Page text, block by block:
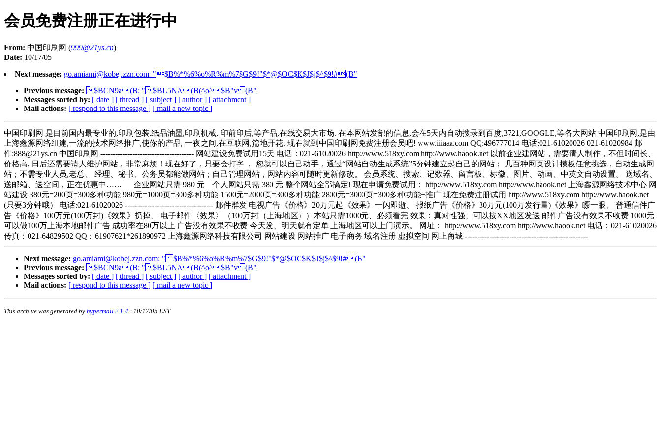
会员免费注册正在进行中
From: 中国印刷网 (999@21ys.cn)
Date: 10/17/05
Next message: go.amiami@kobej.zzn.com: "$B%*%6%o%R%m%7$G$9!"$*@$OC$K$J$j$^$9!#(B"
Previous message: $BCN9a(B: "$BL5NA(B(^o^$B"v(B"
Messages sorted by: [ date ] [ thread ] [ subject ] [ author ] [ attachment ]
Mail actions: [ respond to this message ] [ mail a new topic ]
中国印刷网 是目前国内最专业的,印刷包装,纸品油墨,印刷机械, 印前印后,等产品,在线交易大市场. 在本网站发部的信息,会在5天内自动搜录到百度,3721,GOOGLE,等各大网站 中国印刷网,是由
上海鑫源网络组建,一流的技术网络推广,使你的产品, 一夜之间,在互联网,篇地开花. 现在就到中国印刷网免费注册会员吧! www.iiiaaa.com QQ:496777014 电话:021-61020026 021-61020984 邮
件:888@21ys.cn 中国印刷网 -------------------------------------- 网站建设免费试用15天 电话：021-61020026 http://www.518xy.com http://www.haook.net 以前企业建网站，需要请人制作，不但时间长、
价格高, 日后还需要请人维护网站，非常麻烦！现在好了，只要会打字 ， 您就可以自己动手，通过“网站自动生成系统”5分钟建立起自己的网站； 几百种网页设计模板任意挑选，自动生成网
站；不需专业人员,老总、 经理、秘书、公务员都能做网站；自己管理网站，网站内容可随时更新修改。 会员系统、搜索、记数器、留言板、标徽、图片、动画、中英文自动设置。 送域名、
送邮箱、送空间，正在优惠中…… 企业网站只需 980 元 个人网站只需 380 元 整个网站全部搞定! 现在申请免费试用： http://www.518xy.com http://www.haook.net 上海鑫源网络技术中心 网
站建设 380元=200页=300多种功能 980元=1000页=300多种功能 1500元=2000页=300多种功能 2800元=3000页=300多种功能+推广 现在免费注册试用 http://www.518xy.com http://www.haook.net
(只要3分钟哦） 电话:021-61020026 ------------------------------------ 邮件群发 电视广告《价格》20万元起《效果》一闪即逝、 报纸广告《价格》30万元(100万发行量)《效果》瞟一眼、 普通信件广
告《价格》100万元(100万封)《效果》扔掉、 电子邮件〈效果〉（100万封（上海地区））本站只需1000元、必须看完 效果：真对性强、可以按XX地区发送 邮件广告没有效果不收费 1000元
可以做100万上海本地邮件广告 成功率在80万以上 广告没有效果不收费 今天发、明天就有定单 上海地区可以上门演示。 网址： http://www.518xy.com http://www.haook.net 电话：021-61020026
传真：021-64829502 QQ：61907621*261890972 上海鑫源网络科技有限公司 网站建设 网站推广 电子商务 域名注册 虚拟空间 网上商城 --------------------------------------------------
Next message: go.amiami@kobej.zzn.com: "$B%*%6%o%R%m%7$G$9!"$*@$OC$K$J$j$^$9!#(B"
Previous message: $BCN9a(B: "$BL5NA(B(^o^$B"v(B"
Messages sorted by: [ date ] [ thread ] [ subject ] [ author ] [ attachment ]
Mail actions: [ respond to this message ] [ mail a new topic ]
This archive was generated by hypermail 2.1.4 : 10/17/05 EST